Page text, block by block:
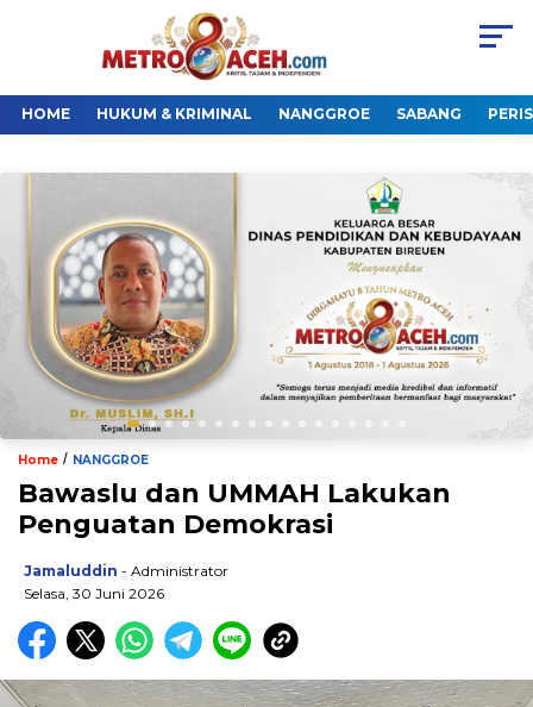
HOME HUKUM & KRIMINAL NANGGROE SABANG
Home / NANGGROE
Bawaslu dan UMMAH Lakukan
Penguatan Demokrasi
Jamaluddin - Administrator
Selasa, 30 Juni 2026